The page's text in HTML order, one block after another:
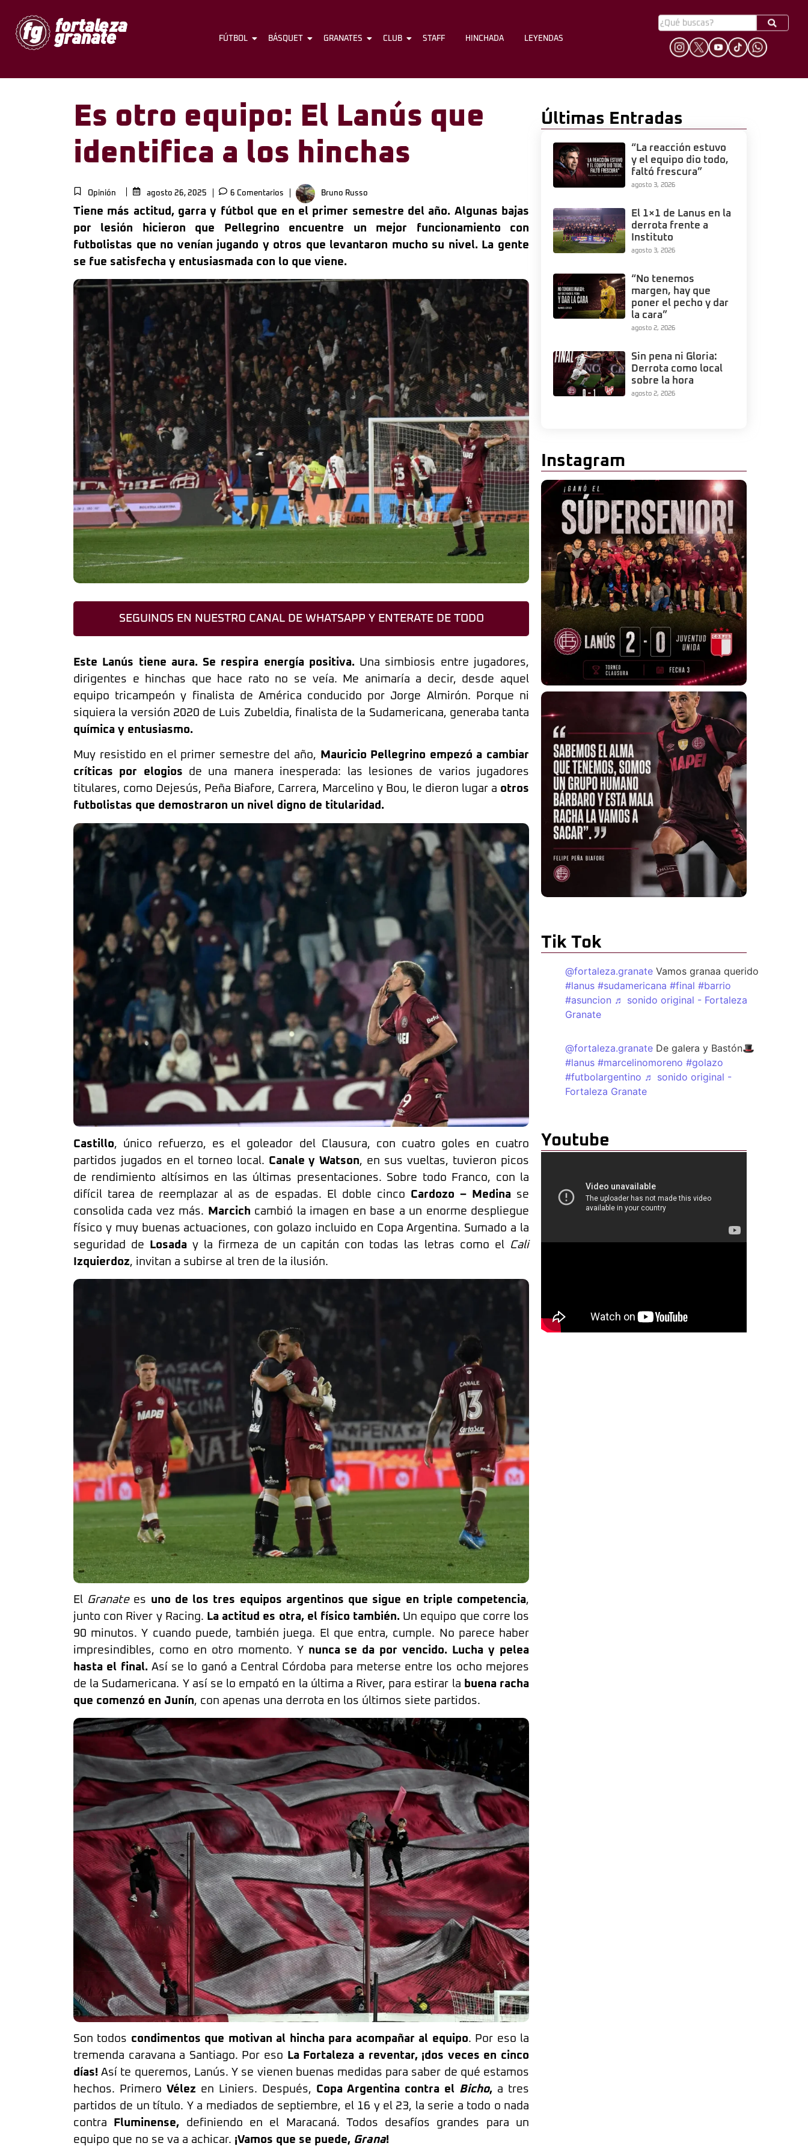
FÚTBOL BÁSQUET GRANATES CLUB STAFF HINCHADA
FÚTBOL BÁSQUET GRANATES CLUB STAFF HINCHADA LEYENDAS
Es otro equipo: El Lanús que
identifica a los hinchas
Opinión agosto 26, 2025 6 Comentarios Bruno Russo
Tiene más actitud, garra y fútbol que en el primer semestre del año. Algunas bajas
por lesión hicieron que Pellegrino encuentre un mejor funcionamiento con
futbolistas que no venían jugando y otros que levantaron mucho su nivel. La gente
se fue satisfecha y entusiasmada con lo que viene.
SEGUINOS EN NUESTRO CANAL DE WHATSAPP Y ENTERATE DE TODO
Este Lanús tiene aura. Se respira energía positiva. Una simbiosis entre jugadores,
dirigentes e hinchas que hace rato no se veía. Me animaría a decir, desde aquel
equipo tricampeón y finalista de América conducido por Jorge Almirón. Porque ni
siquiera la versión 2020 de Luis Zubeldia, finalista de la Sudamericana, generaba tanta
química y entusiasmo.
Muy resistido en el primer semestre del año,
Mauricio Pellegrino empezó a cambiar
críticas por elogios de una manera inesperada: las lesiones de varios jugadores
titulares, como Dejesús, Peña Biafore, Carrera, Marcelino y Bou, le dieron lugar a otros
futbolistas que demostraron un nivel digno de titularidad.
Castillo, único refuerzo, es el goleador del Clausura, con cuatro goles en cuatro
partidos jugados en el torneo local. Canale y Watson, en sus vueltas, tuvieron picos
de rendimiento altísimos en las últimas presentaciones. Sobre todo Franco, con la
difícil tarea de reemplazar al as de espadas. El doble cinco Cardozo – Medinase
consolida cada vez más.
Marcich cambió la imagen en base a un enorme despliegue
físico y muy buenas actuaciones, con golazo incluido en Copa Argentina. Sumado a la
seguridad de
Losaday la firmeza de un capitán con todas las letras como el Cali
Izquierdoz, invitan a subirse al tren de la ilusión.
El Granatees uno de los tres equipos argentinos que sigue en triple competencia,
junto con River y Racing. La actitud es otra, el físico también. Un equipo que corre los
90 minutos. Y cuando puede, también juega. El que entra, cumple. No parece haber
impresindibles, como en otro momento. Y nunca se da por vencido. Lucha y pelea
hasta el final. Así se lo ganó a Central Córdoba para meterse entre los ocho mejores
de la Sudamericana. Y así se lo empató en la última a River, para estirar la buena racha
que comenzó en Junín, con apenas una derrota en los últimos siete partidos.
Son todos condimentos que motivan al hincha para acompañar al equipo. Por eso la
tremenda caravana a Santiago. Por eso
La Fortaleza a reventar, ¡dos veces en cinco
días! Así te queremos, Lanús. Y se vienen buenas medidas para saber de qué estamos
hechos. Primero Vélez en Liniers. Después, Copa Argentina contra el Bicho, a tres
partidos de un título. Y a mediados de septiembre, el 16 y el 23, la serie a todo o nada
contra
Fluminense, definiendo en el Maracaná. Todos desafíos grandes para un
equipo que no se va a achicar. ¡Vamos que se puede, Grana!
Últimas Entradas
“La reacción estuvo
y el equipo dio todo,
faltó frescura”
agosto 3, 2026
El 1×1 de Lanus en la
derrota frente a
Instituto
agosto 3, 2026
“No tenemos
margen, hay que
poner el pecho y dar
la cara”
agosto 2, 2026
Sin pena ni Gloria:
Derrota como local
sobre la hora
agosto 2, 2026
Instagram
Tik Tok
@fortaleza.granate Vamos granaa querido
#lanus #sudamericana #final #barrio
#asuncion ♬ sonido original - Fortaleza
Granate
@fortaleza.granate De galera y Bastón🎩
#lanus #marcelinomoreno #golazo
#futbolargentino ♬ sonido original -
Fortaleza Granate
Youtube